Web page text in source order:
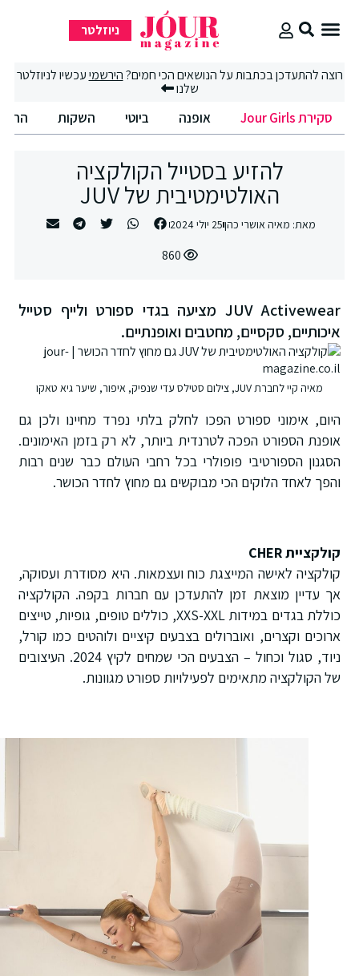
ניוזלטר
רוצה להתעדכן בכתבות על הנושאים הכי חמים?הירשמיעכשיו לניוזלטר
שלנו
סקירת Jour Girls אופנה ביוטי השקות החיים
להזיע בסטייל הקולקציה
האולטימטיבית של JUV
מאת:מאיה אושרי כהן25 יולי 2024
860
JUV Activewear מציעה בגדי ספורט ולייף סטייל
איכותיים, סקסיים, מחטבים ואופנתיים.
מאיה קיי לחברת JUV, צילום סטילס עדי שנפיק, איפור, שיער גיא טאקו
היום, אימוני ספורט הפכו לחלק בלתי נפרד מחיינו ולכן גם
אופנת הספורט הפכה לטרנדית ביותר, לא רק בזמן האימונים.
הסגנון הספורטיבי פופולרי בכל רחבי העולם כבר שנים רבות
והפך לאחד הלוקים הכי מבוקשים גם מחוץ לחדר הכושר.
קולקציית CHER
קולקציה לאישה המייצגת כוח ועצמאות. היא מסודרת ועסוקה,
אך עדיין מוצאת זמן להתעדכן עם חברות בקפה. הקולקציה
כוללת בגדים במידות XXS-XXL, כוללים טופים, גופיות, טייצים
ארוכים וקצרים, ואוברולים בצבעים קיציים ולוהטים כמו קורל,
ניוד, סגול וכחול – הצבעים הכי שמחים לקיץ 2024. העיצובים
של הקולקציה מתאימים לפעילויות ספורט מגוונות.